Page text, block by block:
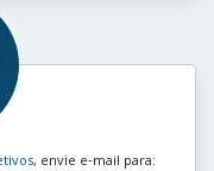
, envie e‑mail para: